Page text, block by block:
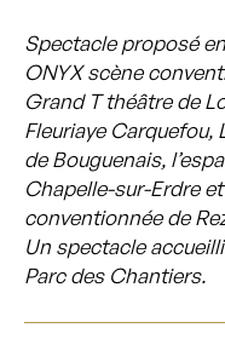
Spectacle proposé
ONYX scène
Grand T théâtre de
Fleuriaye Carquefou,
de Bouguenais,
Chapelle-sur-Erdre
conventionnée de
Un spectacle
Parc des Chantiers.